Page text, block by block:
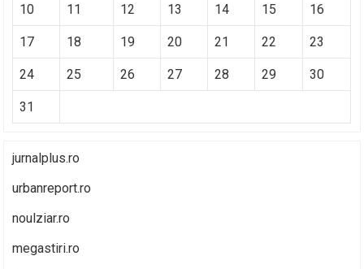
10 11 12 13 14 15 16
17 18 19 20 21 22 23
24 25 26 27 28 29 30
31
jurnalplus.ro
urbanreport.ro
noulziar.ro
megastiri.ro